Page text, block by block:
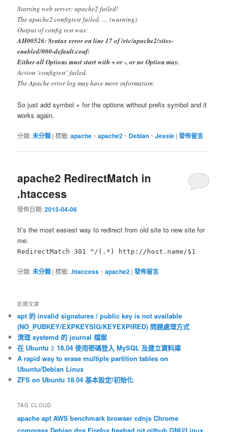
Starting web server: apache2 failed!
The apache2 configtest failed. … (warning).
Output of config test was:
AH00526: Syntax error on line 17 of /etc/apache2/sites-
enabled/000-default.conf:
Either all Options must start with + or -, or no Option may.
Action ‘configtest’ failed.
The Apache error log may have more information.
So just add symbol + for the options without prefix symbol and it
works again.
分類:未分類 |標籤:apache 、apache2 、 Debian 、Jessie |發佈留言
apache2 RedirectMatch in
.htaccess
發佈日期:2015-04-06
It’s the most easiest way to redirect from old site to new site for
me:
RedirectMatch 301 ^/(.*) http://host.name/$1
分類:未分類 |標籤:.htaccess 、apache2 |發佈留言
近期文章
apt 的 invalid signatures / public key is not available
(NO_PUBKEY/EXPKEYSIG/KEYEXPIRED) 問題處理方式
清理 systemd 的 journal 檔案
在 Ubuntu ≥ 18.04 使用密碼登入 MySQL 及建立資料庫
A rapid way to erase multiple partition tables on
Ubuntu/Debian Linux
ZFS on Ubuntu 18.04 基本設定/初始化
TAG CLOUD
apache apt AWS benchmark browser cdnjs Chrome